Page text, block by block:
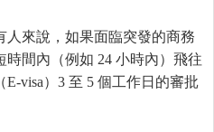
來說，如果面臨突發的商務
間內（例如 24 小時內）飛往
visa）3 至 5 個工作日的審批